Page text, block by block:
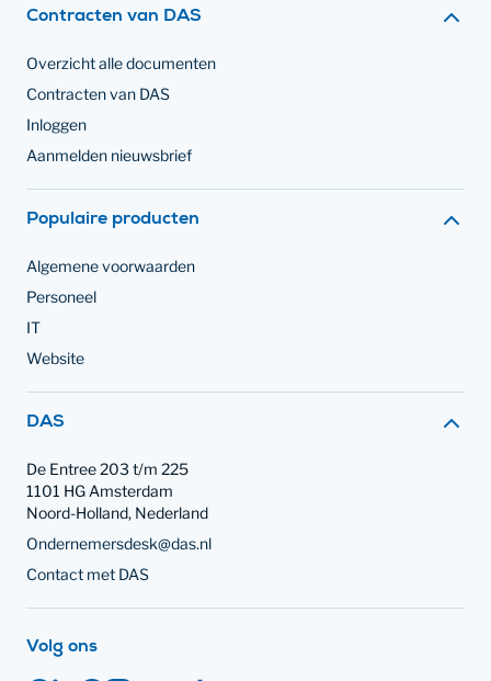
Contracten van DAS
Overzicht alle documenten
Contracten van DAS
Inloggen
Aanmelden nieuwsbrief
Populaire producten
Algemene voorwaarden
Personeel
IT
Website
Contact met
DAS
De Entree 203 t/m 225
1101 HG Amsterdam
Noord-Holland, Nederland
Ondernemersdesk@das.nl
Contact met DAS
Volg ons
op social media